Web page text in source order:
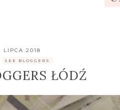
LIPCA 2018
ŁÓDŹ
SEE BLOGGERS